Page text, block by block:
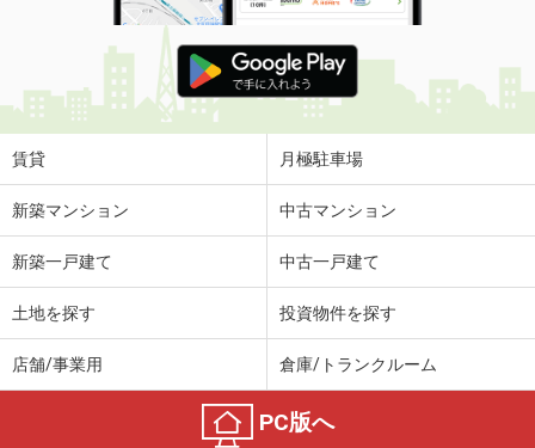
賃貸 月極駐車場
新築マンション 中古マンション
新築一戸建て 中古一戸建て
土地を探す 投資物件を探す
店舗/事業用 倉庫/トランクルーム
PC版へ